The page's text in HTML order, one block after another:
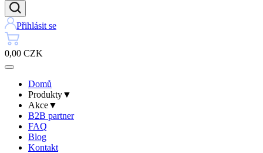
Přihlásit se
0,00 CZK
Domů
Produkty▼
Akce▼
B2B partner
FAQ
Blog
Kontakt